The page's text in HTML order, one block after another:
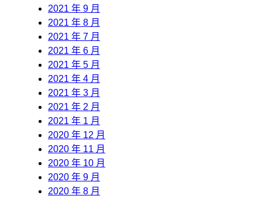
2021 年 9 月
2021 年 8 月
2021 年 7 月
2021 年 6 月
2021 年 5 月
2021 年 4 月
2021 年 3 月
2021 年 2 月
2021 年 1 月
2020 年 12 月
2020 年 11 月
2020 年 10 月
2020 年 9 月
2020 年 8 月